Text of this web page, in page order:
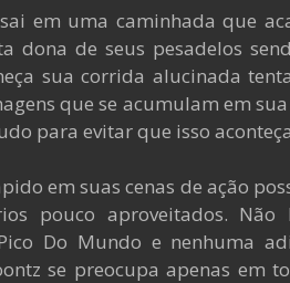
em uma caminhada que
dona de seus pesadelos
sua corrida alucinada
que se acumulam em
para evitar que isso
em suas cenas de ação
pouco aproveitados.
Do Mundo e nenhuma
se preocupa apenas em